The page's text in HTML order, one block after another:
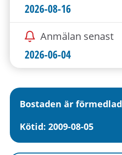
2026-08-16
Anmälan senast
2026-06-04
Bostaden är förmedlad
Kötid: 2009-08-05